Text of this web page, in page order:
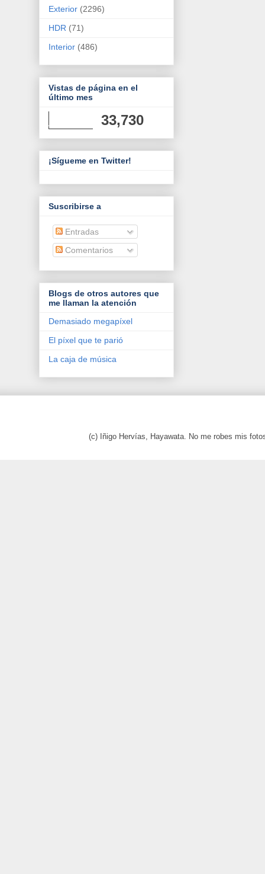
Exterior (2296)
HDR (71)
Interior (486)
Vistas de página en el
último mes
33,730
¡Sígueme en Twitter!
Suscribirse a
Entradas
Comentarios
Blogs de otros autores que
me llaman la atención
Demasiado megapíxel
El píxel que te parió
La caja de música
(c) Iñigo Hervías, Hayawata. No me robes mis